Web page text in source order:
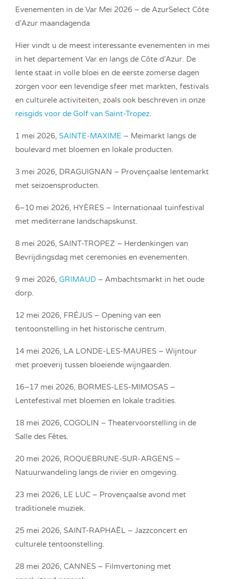
Evenementen in de Var Mei 2026 – de AzurSelect Côte
d’Azur maandagenda
Hier vindt u de meest interessante evenementen in mei
in het departement Var en langs de Côte d’Azur. De
lente staat in volle bloei en de eerste zomerse dagen
zorgen voor een levendige sfeer met markten, festivals
en culturele activiteiten, zoals ook beschreven in onze
reisgids voor de Golf van Saint-Tropez.
1 mei 2026, SAINTE-MAXIME – Meimarkt langs de
boulevard met bloemen en lokale producten.
3 mei 2026, DRAGUIGNAN – Provençaalse lentemarkt
met seizoensproducten.
6–10 mei 2026, HYÈRES – Internationaal tuinfestival
met mediterrane landschapskunst.
8 mei 2026, SAINT-TROPEZ – Herdenkingen van
Bevrijdingsdag met ceremonies en evenementen.
9 mei 2026, GRIMAUD – Ambachtsmarkt in het oude
dorp.
12 mei 2026, FRÉJUS – Opening van een
tentoonstelling in het historische centrum.
14 mei 2026, LA LONDE-LES-MAURES – Wijntour
met proeverij tussen bloeiende wijngaarden.
16–17 mei 2026, BORMES-LES-MIMOSAS –
Lentefestival met bloemen en lokale tradities.
18 mei 2026, COGOLIN – Theatervoorstelling in de
Salle des Fêtes.
20 mei 2026, ROQUEBRUNE-SUR-ARGENS –
Natuurwandeling langs de rivier en omgeving.
23 mei 2026, LE LUC – Provençaalse avond met
traditionele muziek.
25 mei 2026, SAINT-RAPHAËL – Jazzconcert en
culturele tentoonstelling.
28 mei 2026, CANNES – Filmvertoning met